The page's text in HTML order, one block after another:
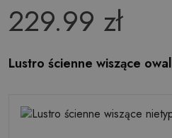
229.99 zł
Lustro ścienne wiszące owal